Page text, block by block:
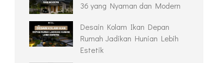
36 yang Nyaman dan Modern
Desain Kolam Ikan Depan
Rumah Jadikan Hunian Lebih
Estetik